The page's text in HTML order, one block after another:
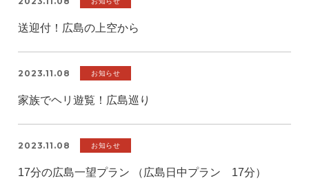
送迎付！広島の上空から
2023.11.08 お知らせ
家族でヘリ遊覧！広島巡り
2023.11.08 お知らせ
17分の広島一望プラン （広島日中プラン 17分）